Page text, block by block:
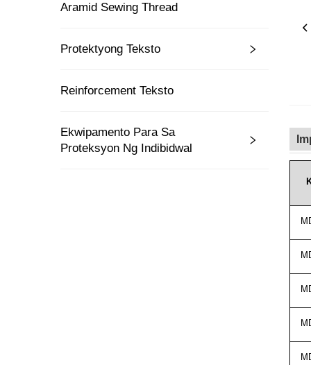
Aramid Sewing Thread
Protektyong Teksto
Reinforcement Teksto
Ekwipamento Para Sa
Proteksyon Ng Indibidwal